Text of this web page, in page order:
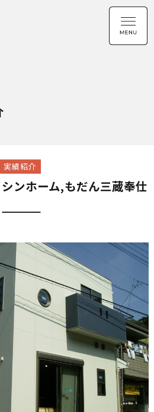
実績紹介
シンホーム,もだん三蔵奉仕